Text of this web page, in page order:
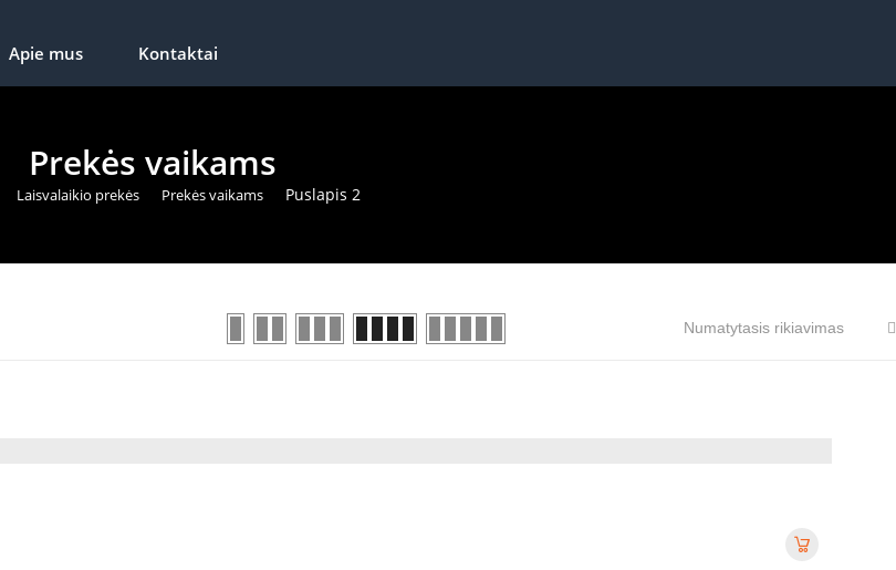
Apie mus Kontaktai
Prekės vaikams
Laisvalaikio prekės Prekės vaikams Puslapis 2